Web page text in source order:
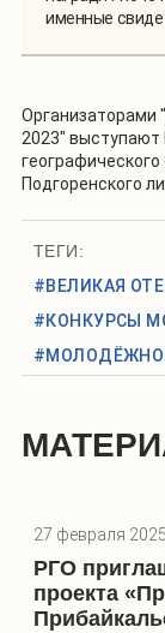
именные
Организаторами
2023" выступают
Подгоренского
ТЕГИ:
#ВЕЛИКАЯ
#КОНКУРСЫ
27 февраля 2025
РГО
проекта